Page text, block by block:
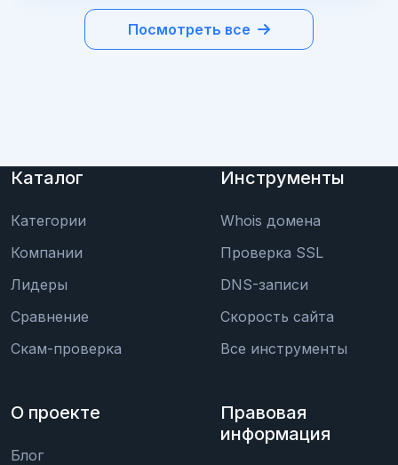
Посмотреть все
Каталог
Категории
Компании
Лидеры
Сравнение
Скам-проверка
Инструменты
Whois домена
Проверка SSL
DNS-записи
Скорость сайта
Все инструменты
О проекте
Блог
Правовая
информация